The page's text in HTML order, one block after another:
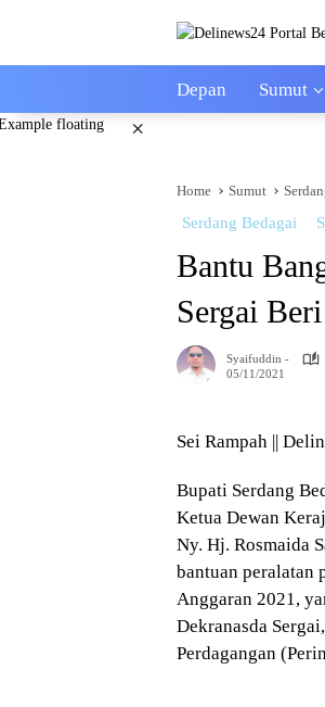
Depan Sumut
×
Home Sumut
Serdang Bedagai
Bantu
Sergai
Syaifuddin -
05/11/2021
Sei Rampah ||
Bupati Serdang
Ketua Dewan
Ny. Hj. Rosmaida
bantuan peralatan
Anggaran 2021,
Dekranasda
Perdagangan